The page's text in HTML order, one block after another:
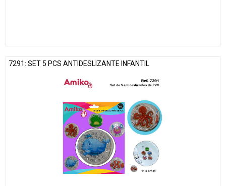
7291: SET 5 PCS ANTIDESLIZANTE INFANTIL